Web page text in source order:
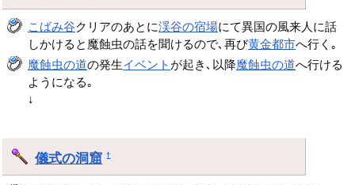
こばみ谷クリアのあとに渓谷の宿場にて異国の風来人に話
しかけると魔蝕虫の話を聞けるので､再び黄金都市へ行く｡
魔蝕虫の道の発生イベント が起き､以降魔蝕虫の道へ行ける
ようになる｡
↓
儀式の洞窟 †